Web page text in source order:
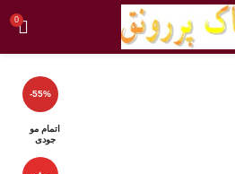
0
-55%
اتمام مو
جودی